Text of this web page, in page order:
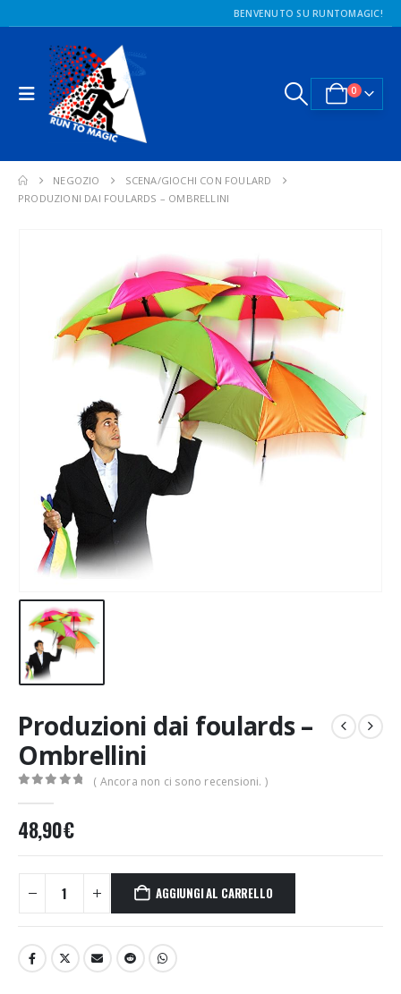
BENVENUTO SU RUNTOMAGIC!
0
NEGOZIO
SCENA/GIOCHI CON FOULARD
PRODUZIONI DAI FOULARDS – OMBRELLINI
Produzioni dai foulards –
Ombrellini
( Ancora non ci sono recensioni. )
48,90€
AGGIUNGI AL CARRELLO